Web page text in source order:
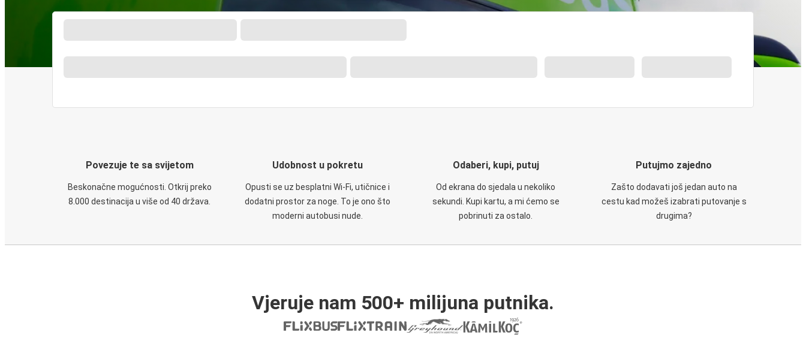
Povezuje te sa svijetom
Beskonačne mogućnosti. Otkrij preko
8.000 destinacija u više od 40 država.
Udobnost u pokretu
Opusti se uz besplatni Wi-Fi, utičnice i
dodatni prostor za noge. To je ono što
moderni autobusi nude.
Odaberi, kupi, putuj
Od ekrana do sjedala u nekoliko
sekundi. Kupi kartu, a mi ćemo se
pobrinuti za ostalo.
Putujmo zajedno
Zašto dodavati još jedan auto na
cestu kad možeš izabrati putovanje s
drugima?
Vjeruje nam 500+ milijuna putnika.